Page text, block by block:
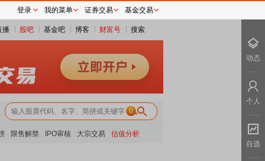
播 股吧 基金吧 博客 财富号 搜索
0
限售解禁 IPO审核 大宗交易 估值分析
登录 我的菜单 证券交易 基金交易
动态
个人
自选